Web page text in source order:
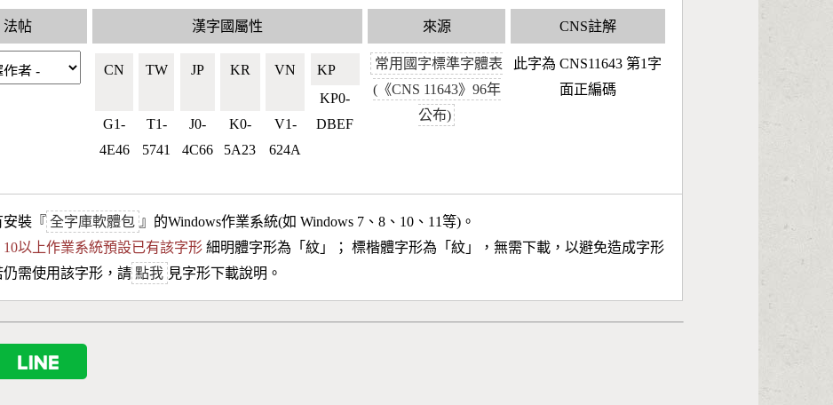
法帖 漢字國屬性
CN
G1-
4E46
TW
T1-
5741
JP
J0-
4C66
KR
K0-
5A23
VN
V1-
624A
KP🇰🇵
KP0-
DBEF
來源
常用國字標準字體表
(《CNS 11643》96年
公布)
CNS註解
此字為 CNS11643 第1字
面正編碼
安裝『 全字庫軟體包 』的Windows作業系統(如 Windows 7、8、10、11等)。
10以上作業系統預設已有該字形 細明體字形為「紋 」； 標楷體字形為「紋 」，無需下載，以避免造成字形
仍需使用該字形，請 點我 見字形下載說明。